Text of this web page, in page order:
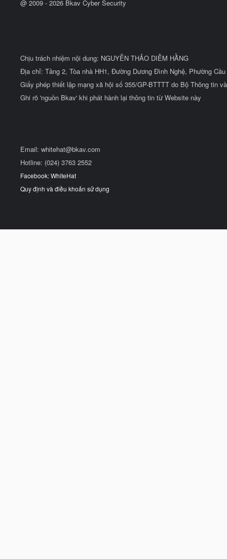
@ 2009 - 2026 Bkav Cyber Security
Chịu trách nhiệm nội dung: NGUYỄN THẢO DIỄM HẰNG
Địa chỉ: Tầng 2, Tòa nhà HH1, Đường Dương Đình Nghệ, Phường
Giấy phép thiết lập mạng xã hội số 355/GP-BTTTT do Bộ Thông tin
Ghi rõ 'nguồn Bkav' khi phát hành lại thông tin từ Website này
Email: whitehat@bkav.com
Hotline: (024) 3763 2552
Facebook: WhiteHat
Quy định và điều khoản sử dụng